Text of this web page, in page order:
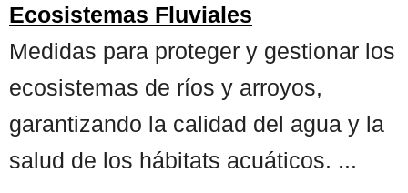
Ecosistemas Fluviales
Medidas para proteger y gestionar los
ecosistemas de ríos y arroyos,
garantizando la calidad del agua y la
salud de los hábitats acuáticos. ...